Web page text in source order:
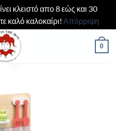
κλειστό απο 8 εώς και 30
καλό καλοκαίρι! Απόρριψη
0